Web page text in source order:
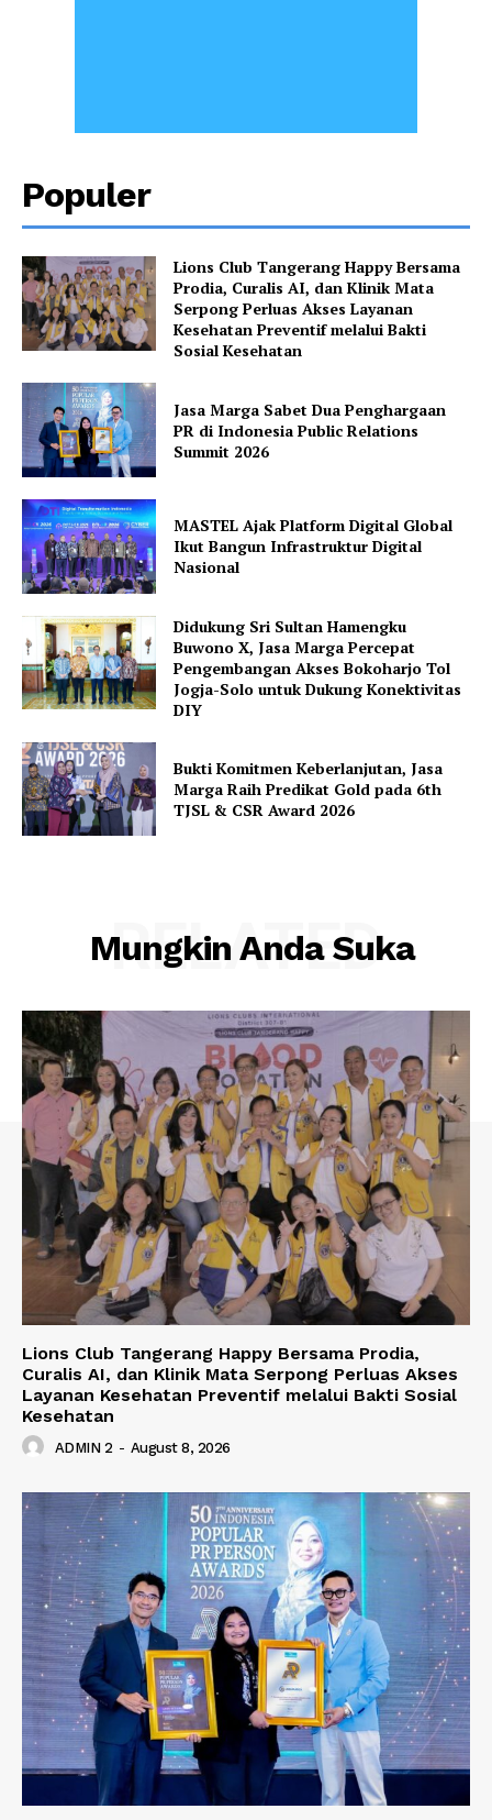
Populer
Lions Club Tangerang Happy Bersama
Prodia, Curalis AI, dan Klinik Mata
Serpong Perluas Akses Layanan
Kesehatan Preventif melalui Bakti
Sosial Kesehatan
Jasa Marga Sabet Dua Penghargaan
PR di Indonesia Public Relations
Summit 2026
MASTEL Ajak Platform Digital Global
Ikut Bangun Infrastruktur Digital
Nasional
Didukung Sri Sultan Hamengku
Buwono X, Jasa Marga Percepat
Pengembangan Akses Bokoharjo Tol
Jogja-Solo untuk Dukung Konektivitas
DIY
Bukti Komitmen Keberlanjutan, Jasa
Marga Raih Predikat Gold pada 6th
TJSL & CSR Award 2026
Mungkin Anda Suka
RELATED
Lions Club Tangerang Happy Bersama Prodia,
Curalis AI, dan Klinik Mata Serpong Perluas Akses
Layanan Kesehatan Preventif melalui Bakti Sosial
Kesehatan
ADMIN 2 - August 8, 2026